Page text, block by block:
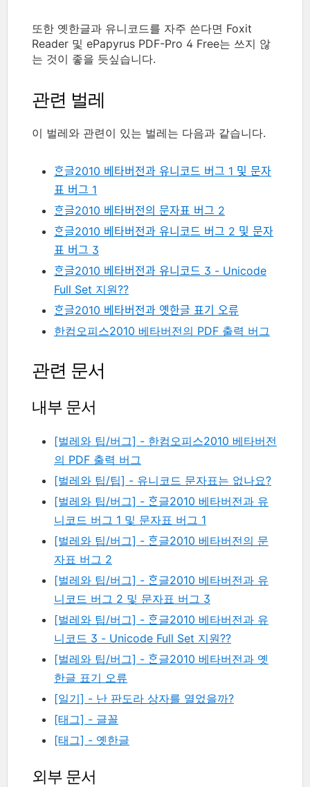
또한 옛한글과 유니코드를 자주 쓴다면 Foxit
Reader 및 ePapyrus PDF-Pro 4 Free는 쓰지 않
는 것이 좋을 듯싶습니다.
관련 벌레
이 벌레와 관련이 있는 벌레는 다음과 같습니다.
ᄒᆞᆫ글2010 베타버전과 유니코드 버그 1 및 문자
표 버그 1
ᄒᆞᆫ글2010 베타버전의 문자표 버그 2
ᄒᆞᆫ글2010 베타버전과 유니코드 버그 2 및 문자
표 버그 3
ᄒᆞᆫ글2010 베타버전과 유니코드 3 - Unicode
Full Set 지원??
ᄒᆞᆫ글2010 베타버전과 옛한글 표기 오류
한컴오피스2010 베타버전의 PDF 출력 버그
관련 문서
내부 문서
[벌레와 팁/버그] - 한컴오피스2010 베타버전
의 PDF 출력 버그
[벌레와 팁/팁] - 유니코드 문자표는 없나요?
[벌레와 팁/버그] - ᄒᆞᆫ글2010 베타버전과 유
니코드 버그 1 및 문자표 버그 1
[벌레와 팁/버그] - ᄒᆞᆫ글2010 베타버전의 문
자표 버그 2
[벌레와 팁/버그] - ᄒᆞᆫ글2010 베타버전과 유
니코드 버그 2 및 문자표 버그 3
[벌레와 팁/버그] - ᄒᆞᆫ글2010 베타버전과 유
니코드 3 - Unicode Full Set 지원??
[벌레와 팁/버그] - ᄒᆞᆫ글2010 베타버전과 옛
한글 표기 오류
[일기] - 난 판도라 상자를 열었을까?
[태그] - 글꼴
[태그] - 옛한글
외부 문서